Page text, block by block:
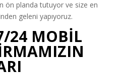
ön planda tutuyor ve size en
geleni yapıyoruz.
24 MOBİL